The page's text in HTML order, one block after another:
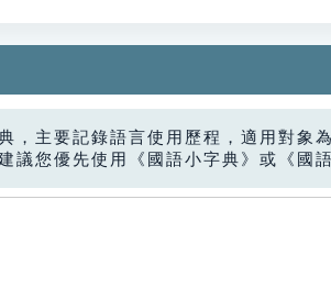
，主要記錄語言使用歷程，適用對象
議您優先使用《國語小字典》或《國